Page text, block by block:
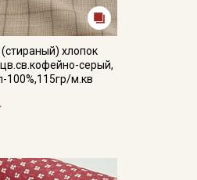
хлопок
серый,
100%,115гр/м.кв